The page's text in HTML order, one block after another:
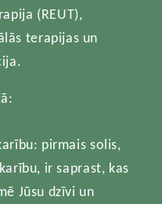
(REUT),
terapijas un
pirmais solis,
ir saprast, kas
Jūsu dzīvi un